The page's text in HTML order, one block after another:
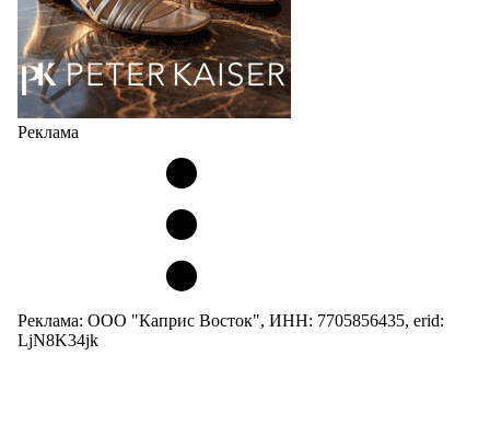
Реклама
Реклама: ООО "Каприс Восток", ИНН: 7705856435, erid:
LjN8K34jk